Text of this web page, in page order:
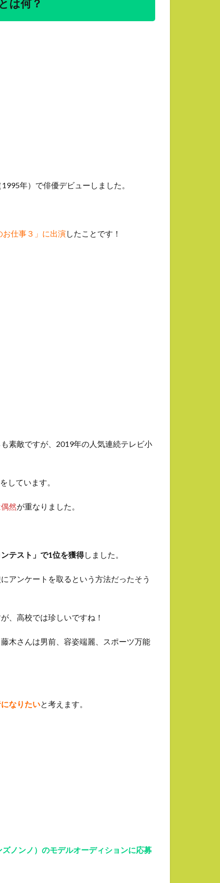
は何？
年）で俳優デビューしました。
お仕事３」に出演したことです！
素敵ですが、2019年の人気連続テレビ小
しています。
然が重なりました。
ンテスト」で1位を獲得しました。
アンケートを取るという方法だったそう
、高校では珍しいですね！
木さんは男前、容姿端麗、スポーツ万能
なりたいと考えます。
ノンノ）のモデルオーディションに応募